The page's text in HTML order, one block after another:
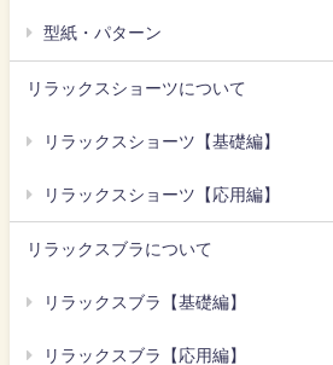
型紙・パターン
リラックスショーツについて
リラックスショーツ【基礎編】
リラックスショーツ【応用編】
リラックスブラについて
リラックスブラ【基礎編】
リラックスブラ【応用編】